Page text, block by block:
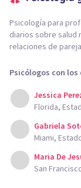
Psicología para
diarios sobre salud
relaciones de
Psicólogos con
Jessica
Florida,
Gabriela
Miami,
Maria De
San